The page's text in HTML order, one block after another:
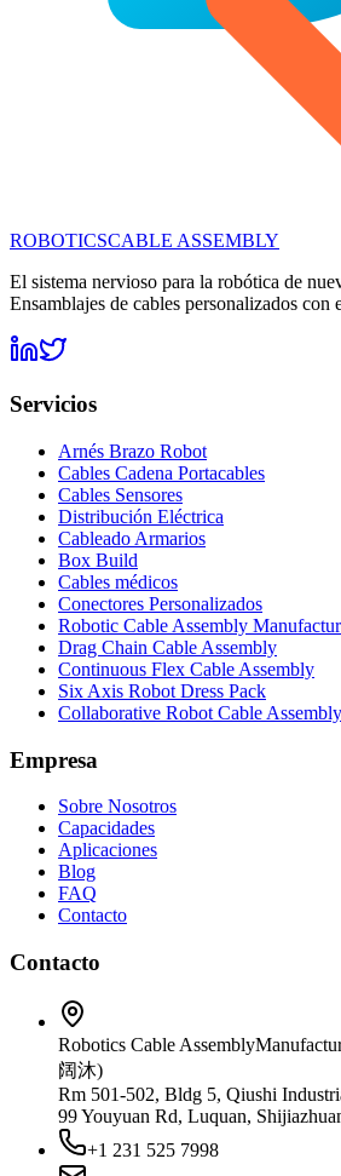
ROBOTICSCABLE ASSEMBLY
El sistema nervioso para la robótica de
Ensamblajes de cables personalizados con
Servicios
Arnés Brazo Robot
Cables Cadena Portacables
Cables Sensores
Distribución Eléctrica
Cableado Armarios
Box Build
Cables médicos
Conectores Personalizados
Robotic Cable Assembly
Drag Chain Cable Assembly
Continuous Flex Cable Assembly
Six Axis Robot Dress Pack
Collaborative Robot Cable Assembly
Empresa
Sobre Nosotros
Capacidades
Aplicaciones
Blog
FAQ
Contacto
Contacto
Robotics Cable Assembly
阔沐)
Rm 501-502, Bldg 5, Qiushi
99 Youyuan Rd, Luquan,
+1 231 525 7998